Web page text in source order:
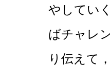
やしてい
ばチャレ
り伝えて